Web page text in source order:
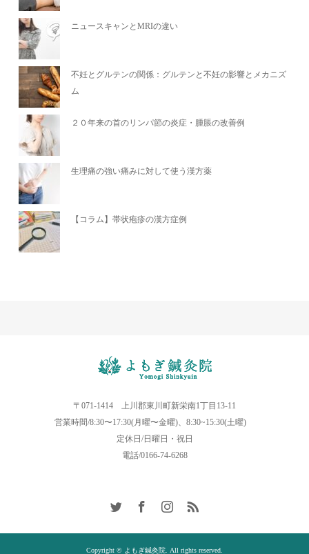
ニュースキャンとMRIの違い
不妊とグルテンの関係：グルテンと不妊の影響とメカニズ
ム
２０年来の首のリンパ節の炎症・腫脹の改善例
生理痛の強い痛みに対して使う漢方薬
【コラム】帯状疱疹の漢方症例
〒071-1414 上川郡東川町新栄南1丁目13-11
営業時間/8:30〜17:30(月曜〜金曜)、8:30~15:30(土曜)
定休日/日曜日・祝日
電話/0166-74-6268
Copyright © よもぎ鍼灸院. All rights reserved.